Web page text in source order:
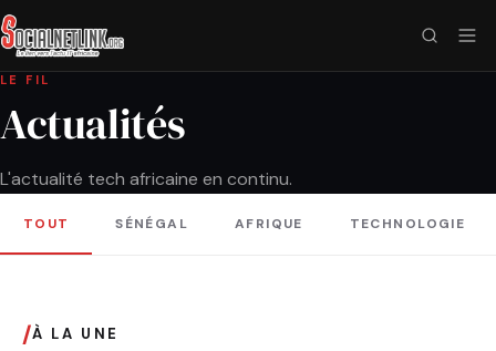
LE FIL
Actualités
L'actualité tech africaine en continu.
TOUT SÉNÉGAL AFRIQUE TECHNOLOGIE
/À LA UNE